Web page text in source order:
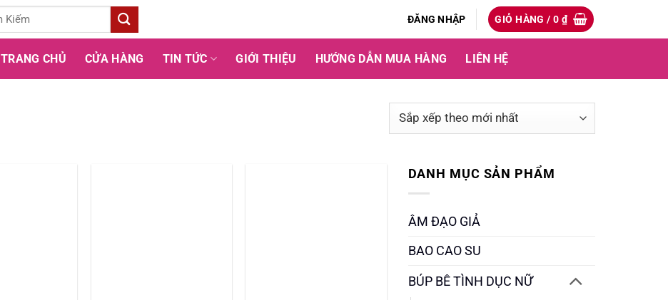
ĐĂNG NHẬP GIỎ HÀNG /0 ₫
TRANG CHỦ CỬA HÀNG TIN TỨC GIỚI THIỆU HƯỚNG DẪN MUA HÀNG LIÊN HỆ
DANH MỤC SẢN PHẨM
ÂM ĐẠO GIẢ
BAO CAO SU
BÚP BÊ TÌNH DỤC NỮ